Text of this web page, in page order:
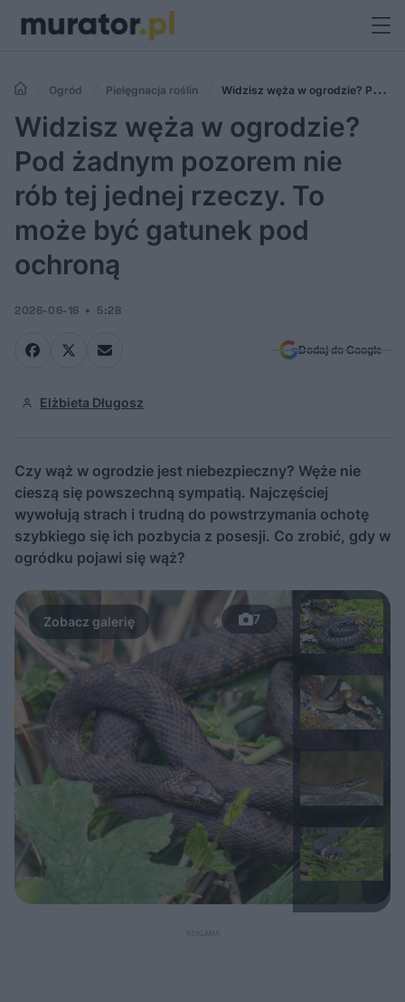
Ogród Pielęgnacja roślin
Widzisz węża w ogrodzie? Pod
żadnym pozorem nie rób tej jednej rzeczy. To może być gatunek pod
ochroną
Widzisz węża w ogrodzie?
Pod żadnym pozorem nie
rób tej jednej rzeczy. To
może być gatunek pod
ochroną
2026-06-16 5:28
Dodaj do Google
Elżbieta Długosz
Czy wąż w ogrodzie jest niebezpieczny? Węże nie
cieszą się powszechną sympatią. Najczęściej
wywołują strach i trudną do powstrzymania ochotę
szybkiego się ich pozbycia z posesji. Co zrobić, gdy w
ogródku pojawi się wąż?
7